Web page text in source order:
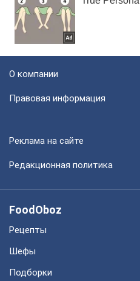
О компании
Правовая информация
Реклама на сайте
Редакционная политика
FoodOboz
Рецепты
Шефы
Подборки